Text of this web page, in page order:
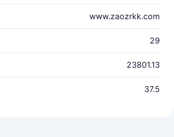
www.zaozrkk.com
29
23801.13
37.5